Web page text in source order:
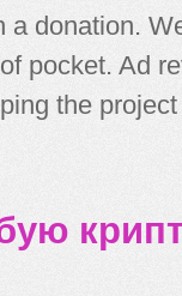
donation.
pocket. Ad
the